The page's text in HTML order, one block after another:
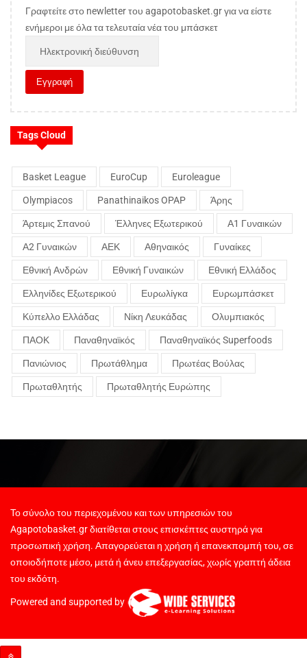
Γραφτείτε στο newletter του agapotobasket.gr για να είστε
ενήμεροι με όλα τα τελευταία νέα του μπάσκετ
Tags Cloud
Basket League EuroCup Euroleague
Olympiacos Panathinaikos OPAP Άρης
Άρτεμις Σπανού Έλληνες Εξωτερικού Α1 Γυναικών
Α2 Γυναικών ΑΕΚ Αθηναικός Γυναίκες
Εθνική Ανδρών Εθνική Γυναικών Εθνική Ελλάδος
Ελληνίδες Εξωτερικού Ευρωλίγκα Ευρωμπάσκετ
Κύπελλο Ελλάδας Νίκη Λευκάδας Ολυμπιακός
ΠΑΟΚ Παναθηναϊκός Παναθηναϊκός Superfoods
Πανιώνιος Πρωτάθλημα Πρωτέας Βούλας
Πρωταθλητής Πρωταθλητής Ευρώπης
Το σύνολο του περιεχομένου και των υπηρεσιών του
Agapotobasket.gr διατίθεται στους επισκέπτες αυστηρά για
προσωπική χρήση. Απαγορεύεται η χρήση ή επανεκπομπή του, σε
οποιοδήποτε μέσο, μετά ή άνευ επεξεργασίας, χωρίς γραπτή άδεια
του εκδότη.
Powered and supported by